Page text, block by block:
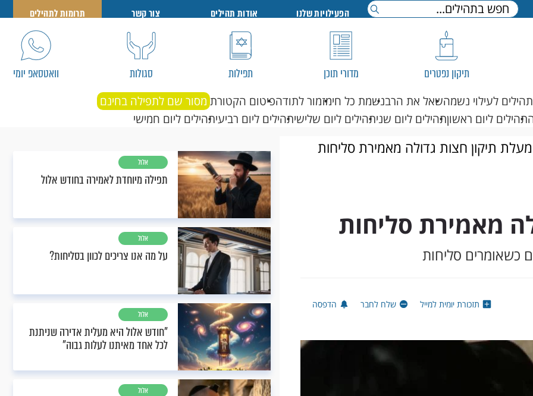
הפעילויות שלנו אודות תהילים צור קשר תרומות לתהילים
תיקון נפטרים מדורי תוכן תפילות סגולות וואטסאפ יומי
תהילים לעילוי נשמהשאל את הרבנשמת כל חימזמור לתודהפיטום הקטורת מסור שם לתפילה בחינם
תהילים ליום ראשוןתהילים ליום שניתהילים ליום שלישיתהילים ליום רביעיתהילים ליום חמישי
מעלת תיקון חצות גדולה מאמירת סליחות
מאמירת סליחות
כשאומרים סליחות
תזכורת יומית למייל שלח לחבר הדפסה
אלול
תפילה מיוחדת לאמירה בחודש אלול
אלול
על מה אנו צריכים לכוון בסליחות?
אלול
"חודש אלול היא מעלית אדירה שניתנת
לכל אחד מאיתנו לעלות גבוה"
אלול